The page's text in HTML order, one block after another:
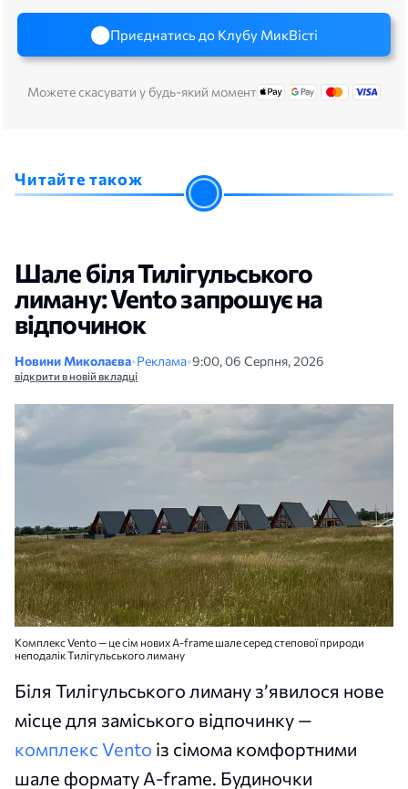
Приєднатись до Клубу МикВісті
Можете скасувати у будь-який момент
Читайте також
Шале біля Тилігульського
лиману: Vento запрошує на
відпочинок
Новини Миколаєва•Реклама•9:00, 06 Серпня, 2026
відкрити в новій вкладці
Комплекс Vento — це сім нових A-frame шале серед степової природи
неподалік Тилігульського лиману
Біля Тилігульського лиману з’явилося нове
місце для заміського відпочинку —
комплекс Vento із сімома комфортними
шале формату A-frame. Будиночки